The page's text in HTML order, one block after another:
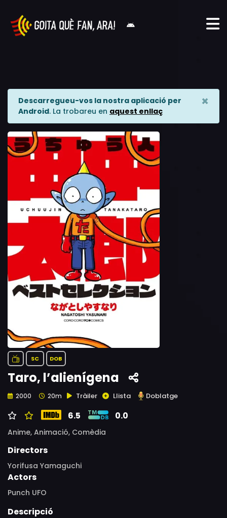
Descarregueu-vos la nostra aplicació per
Android. La trobareu en aquest enllaç
×
SC DOB
Taro, l’alienígena
2000 20m Tràiler Llista Doblatge
6.5 0.0
Anime, Animació, Comèdia
Directors
Yorifusa Yamaguchi
Actors
Punch UFO
Descripció